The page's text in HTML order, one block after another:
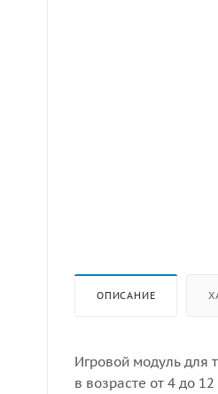
ОПИСАНИЕ
Игровой модуль для
в возрасте от 4 до